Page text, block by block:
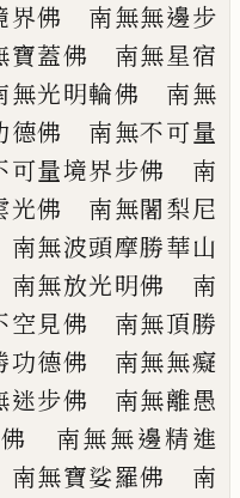
界佛 南無無邊步
蓋佛 南無星宿
光明輪佛 南無
德佛 南無不可量
量境界步佛 南
佛
南無闍梨尼
無波頭摩勝華山
無放光明佛 南
空見佛 南無頂勝
功德佛 南無無癡
迷步佛 南無離愚
南無無邊精進
無寶娑羅佛 南